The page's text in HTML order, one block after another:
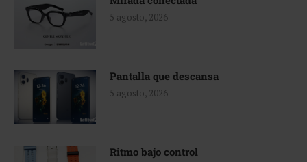
5 agosto, 2026
Pantalla que descansa
5 agosto, 2026
Ritmo bajo control